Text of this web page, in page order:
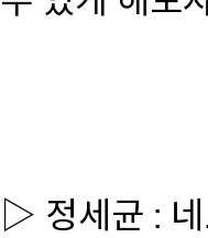
▷ 정세균 : 네